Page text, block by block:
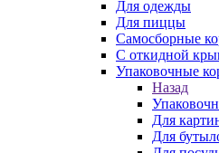
Для одежды
Для пиццы
Самосборные
С откидной
Упаковочные
Назад
Для
Для